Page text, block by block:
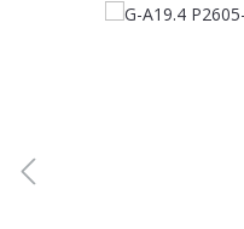
Afbeeldingengalerij overslaan